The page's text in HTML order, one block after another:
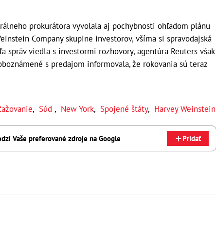
prokurátora vyvolala aj pochybnosti ohľadom plánu
Company skupine investorov, všíma si spravodajská
správ viedla s investormi rozhovory, agentúra Reuters však
s predajom informovala, že rokovania sú teraz
, Súd , New York, Spojené štáty, Harvey Weinstein
Vaše preferované zdroje na Google Pridať